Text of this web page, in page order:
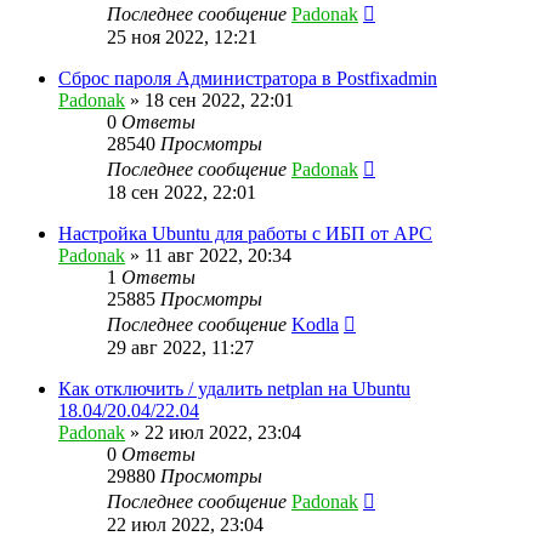
Последнее сообщение Padonak
25 ноя 2022, 12:21
Сброс пароля Администратора в Postfixadmin
Padonak » 18 сен 2022, 22:01
0 Ответы
28540 Просмотры
Последнее сообщение Padonak
18 сен 2022, 22:01
Настройка Ubuntu для работы с ИБП от APC
Padonak » 11 авг 2022, 20:34
1 Ответы
25885 Просмотры
Последнее сообщение Kodla
29 авг 2022, 11:27
Как отключить / удалить netplan на Ubuntu
18.04/20.04/22.04
Padonak » 22 июл 2022, 23:04
0 Ответы
29880 Просмотры
Последнее сообщение Padonak
22 июл 2022, 23:04